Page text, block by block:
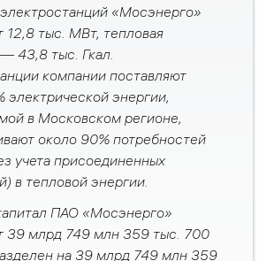
«Мосэнерго»
12,8 тыс. МВт, тепловая
— 43,8 тыс. Гкал.
компании поставляют
энергии,
в Московском регионе,
около 90% потребностей
учета присоединенных
в тепловой энергии.
ПАО «Мосэнерго»
39 млрд 749 млн 359 тыс. 700
на 39 млрд 749 млн 359